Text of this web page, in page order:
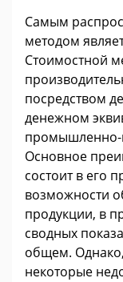
Самым
методом
Стоимостной
посредством
денежном
промышленно-
Основное
состоит в его
возможности
продукции, в
сводных
общем. Однако,
некоторые